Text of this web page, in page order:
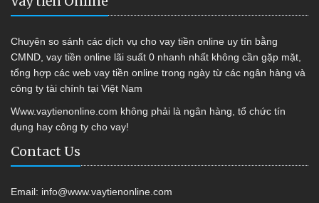
Chuyên so sánh các dịch vụ cho vay tiền online uy tín bằng
CMND, vay tiền online lãi suất 0 nhanh nhất không cần gặp mặt,
tổng hợp các web vay tiền online trong ngày từ các ngân hàng và
công ty tài chính tại Việt Nam
Www.vaytienonline.com không phải là ngân hàng, tổ chức tín
dụng hay công ty cho vay!
Contact Us
Email: info@www.vaytienonline.com